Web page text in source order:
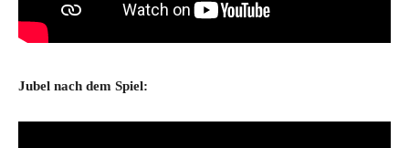
Jubel nach dem Spiel: